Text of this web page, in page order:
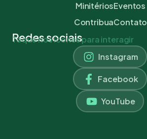
MinitériosEventos
ContribuaContato
Redes sociais
Toque nos ícones para interagir
Instagram
Facebook
YouTube